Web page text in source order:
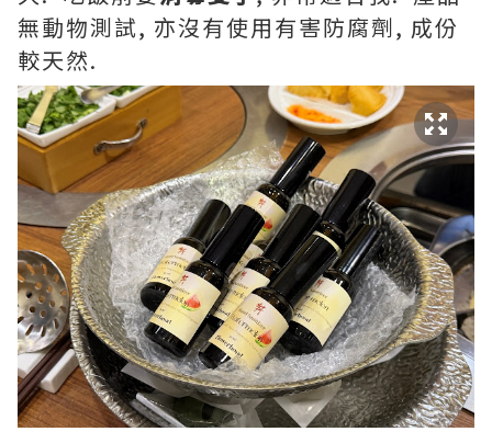
無動物測試, 亦沒有使用有害防腐劑, 成份
較天然.